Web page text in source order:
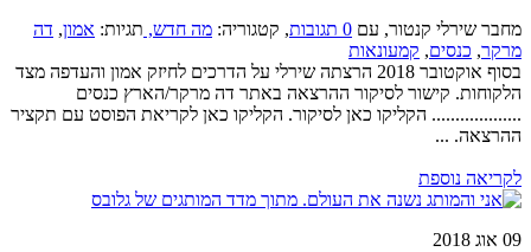
מחבר שירלי קנטור, עם 0 תגובות , קטגוריה: מה חדש, תגיות: אמון, דה
מרקר, כנסים, קמעונאות
בסוף אוקטובר 2018 הרצתה שירלי על הדרכים לחיזק אמון והעדפה מצד
הלקוחות. קישור לסיקור ההרצאה באתר דה מרקר/הארץ כנסים
................... הקליקו כאן לסיקור. הקליקו כאן לקריאת הפוסט עם תקציר
ההרצאה. ...
לקריאה נוספת
09 אוג 2018